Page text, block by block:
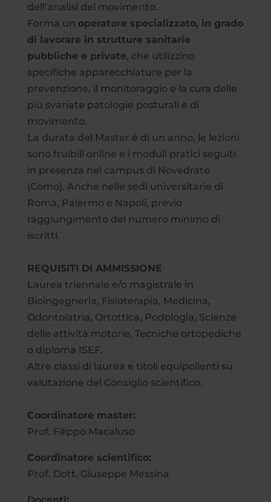
dell’analisi del movimento.
Forma un operatore specializzato, in grado
di lavorare in strutture sanitarie
pubbliche e private, che utilizzino
specifiche apparecchiature per la
prevenzione, il monitoraggio e la cura delle
più svariate patologie posturali e di
movimento.
La durata del Master è di un anno, le lezioni
sono fruibili online e i moduli pratici seguiti
in presenza nel campus di Novedrate
(Como). Anche nelle sedi universitarie di
Roma, Palermo e Napoli, previo
raggiungimento del numero minimo di
iscritti.
REQUISITI DI AMMISSIONE
Laurea triennale e/o magistrale in
Bioingegneria, Fisioterapia, Medicina,
Odontoiatria, Ortottica, Podologia, Scienze
delle attività motorie, Tecniche ortopediche
o diploma ISEF.
Altre classi di laurea e titoli equipollenti su
valutazione del Consiglio scientifico.
Coordinatore master:
Prof. Filippo Macaluso
Coordinatore scientifico:
Prof. Dott. Giuseppe Messina